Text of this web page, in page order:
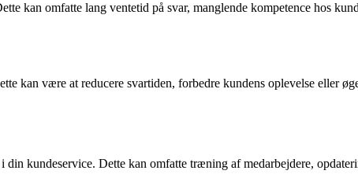
kan omfatte lang ventetid på svar, manglende kompetence hos
kan være at reducere svartiden, forbedre kundens oplevelse eller
kundeservice. Dette kan omfatte træning af medarbejdere,